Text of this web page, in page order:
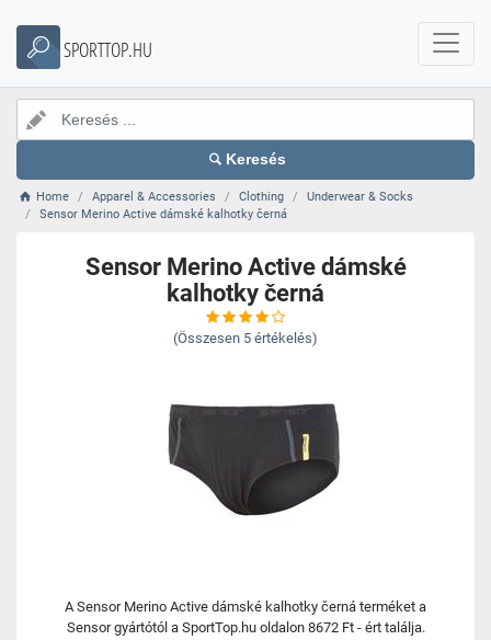
SPORTTOP.HU
Keresés
Home Apparel & Accessories Clothing
Underwear & Socks
Sensor Merino Active dámské kalhotky černá
Sensor Merino Active dámské
kalhotky černá
(Összesen 5 értékelés)
A Sensor Merino Active dámské kalhotky černá terméket a
Sensor gyártótól a SportTop.hu oldalon 8672 Ft - ért találja.